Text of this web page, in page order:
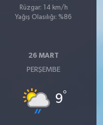
Rüzgar: 14 km/h
Yağış Olasılığı: %86
26 MART
PERŞEMBE
9°